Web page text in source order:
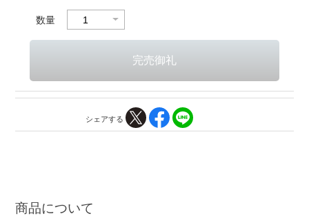
数量
シェアする
商品について